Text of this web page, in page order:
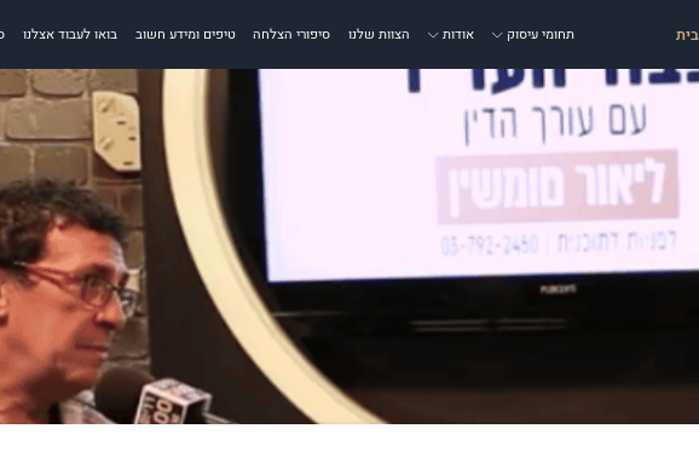
תחומי עיסוק אודות הצוות שלנו סיפורי הצלחה טיפים ומידע חשוב בואו לעבוד אצלנו